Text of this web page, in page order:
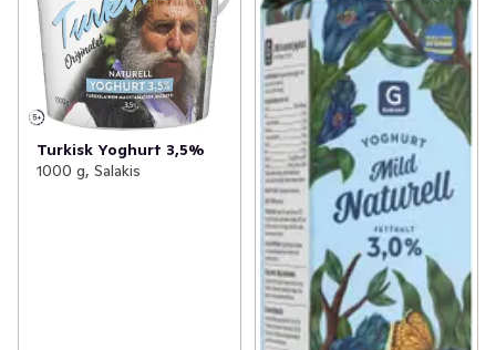
Turkisk Yoghurt 3,5%
1000 g, Salakis